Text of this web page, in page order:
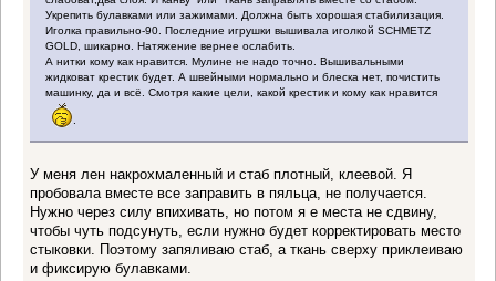
Укрепить булавками или зажимами. Должна быть хорошая стабилизация.
Иголка правильно-90. Последние игрушки вышивала иголкой SCHMETZ
GOLD, шикарно. Натяжение вернее ослабить.
А нитки кому как нравится. Мулине не надо точно. Вышивальными
жидковат крестик будет. А швейными нормально и блеска нет, почистить
машинку, да и всё. Смотря какие цели, какой крестик и кому как нравится
У меня лен накрохмаленный и стаб плотный, клеевой. Я
пробовала вместе все заправить в пяльца, не получается.
Нужно через силу впихивать, но потом я е места не сдвину,
чтобы чуть подсунуть, если нужно будет корректировать место
стыковки. Поэтому запяливаю стаб, а ткань сверху приклеиваю
и фиксирую булавками.